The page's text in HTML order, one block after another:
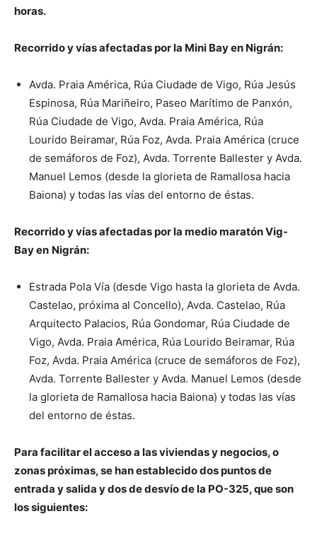
horas.
Recorrido y vías afectadas por la Mini Bay en Nigrán:
Avda. Praia América, Rúa Ciudade de Vigo, Rúa Jesús
Espinosa, Rúa Mariñeiro, Paseo Marítimo de Panxón,
Rúa Ciudade de Vigo, Avda. Praia América, Rúa
Lourido Beiramar, Rúa Foz, Avda. Praia América (cruce
de semáforos de Foz), Avda. Torrente Ballester y Avda.
Manuel Lemos (desde la glorieta de Ramallosa hacia
Baiona) y todas las vías del entorno de éstas.
Recorrido y vías afectadas por la medio maratón Vig-
Bay en Nigrán:
Estrada Pola Vía (desde Vigo hasta la glorieta de Avda.
Castelao, próxima al Concello), Avda. Castelao, Rúa
Arquitecto Palacios, Rúa Gondomar, Rúa Ciudade de
Vigo, Avda. Praia América, Rúa Lourido Beiramar, Rúa
Foz, Avda. Praia América (cruce de semáforos de Foz),
Avda. Torrente Ballester y Avda. Manuel Lemos (desde
la glorieta de Ramallosa hacia Baiona) y todas las vías
del entorno de éstas.
Para facilitar el acceso a las viviendas y negocios, o
zonas próximas, se han establecido dos puntos de
entrada y salida y dos de desvío de la PO-325, que son
los siguientes: